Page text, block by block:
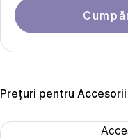
Prețuri pentru Accesorii